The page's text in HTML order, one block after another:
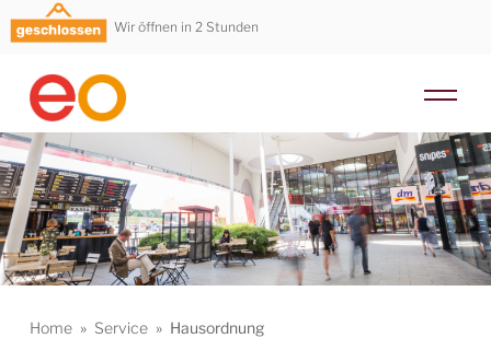
Wir öffnen in 2 Stunden
Home » Service » Hausordnung